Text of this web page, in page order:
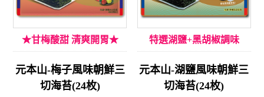
★甘梅酸甜 清爽開胃★
元本山-梅子風味朝鮮三
切海苔(24枚)
特選湖鹽+黑胡椒調味
元本山-湖鹽風味朝鮮三
切海苔(24枚)